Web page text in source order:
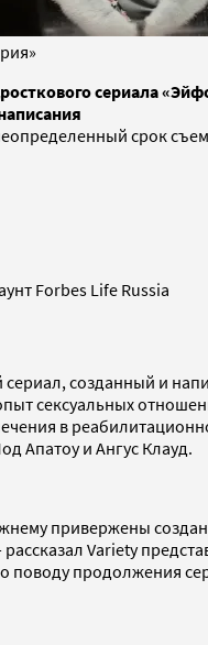
сериала
срок
Forbes Life Russia
созданный и
сексуальных
в
Апатоу и Ангус Клауд.
привержены
Variety
поводу продолжения